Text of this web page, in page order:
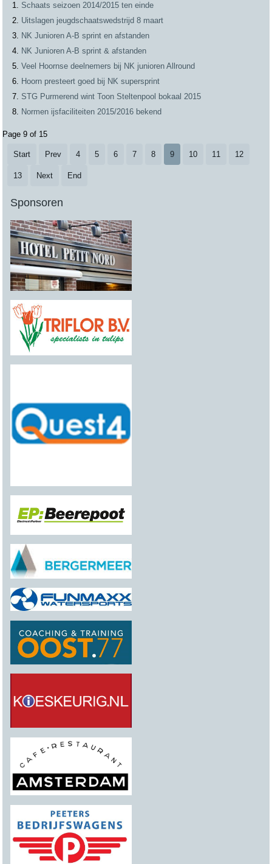
Schaats seizoen 2014/2015 ten einde
Uitslagen jeugdschaatswedstrijd 8 maart
NK Junioren A-B sprint en afstanden
NK Junioren A-B sprint & afstanden
Veel Hoornse deelnemers bij NK junioren Allround
Hoorn presteert goed bij NK supersprint
STG Purmerend wint Toon Steltenpool bokaal 2015
Normen ijsfaciliteiten 2015/2016 bekend
Page 9 of 15
Start Prev 4 5 6 7 8 9 10 11 12
13 Next End
Sponsoren